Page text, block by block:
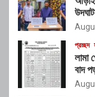
প্রচ্ছদ
লামা
বাদ
করার